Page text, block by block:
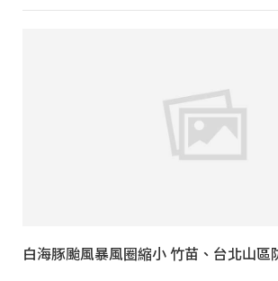
白海豚颱風暴風圈縮小 竹苗、台北山區